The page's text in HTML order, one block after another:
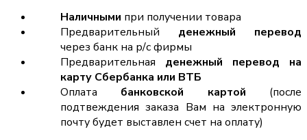
Наличными при получении товара
Предварительный денежный перевод
через банк на р/с фирмы
Предварительная денежный перевод на
карту Сбербанка или ВТБ
Оплата банковской картой (после
подтвеждения заказа Вам на электронную
почту будет выставлен счет на оплату)